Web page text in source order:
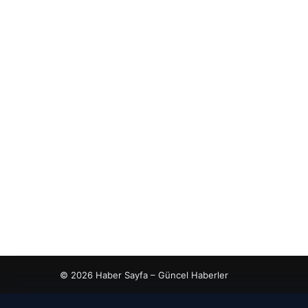
© 2026 Haber Sayfa – Güncel Haberler